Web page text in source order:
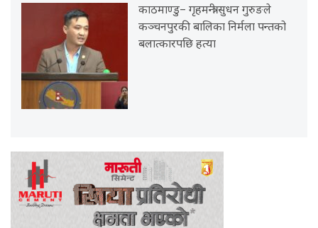
काठमाण्डु– गृहमन्त्री सुधन गुरुङले
कञ्चनपुरकी बालिका निर्मला पन्तको
बलात्कारपछि हत्या